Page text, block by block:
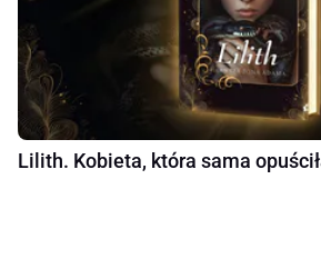
Lilith. Kobieta, która sama